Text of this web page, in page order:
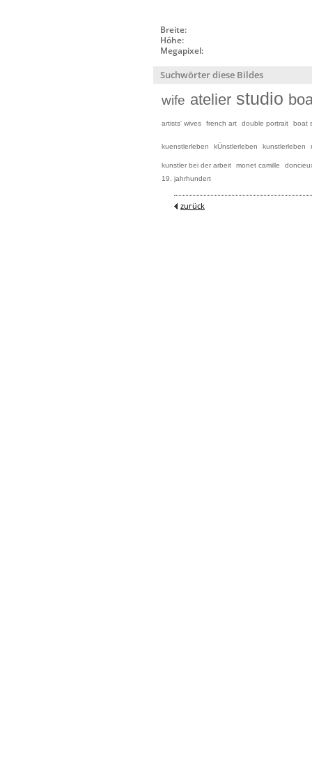
Breite:
Höhe:
Megapixel:
Suchwörter diese Bildes
wife atelier studio
artists' wives french art double portrait boat
kuenstlerleben kÜnstlerleben kunstlerleben
kunstler bei der arbeit monet camille
19. jahrhundert
zurück